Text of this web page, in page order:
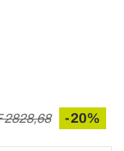
2828,68 -20%